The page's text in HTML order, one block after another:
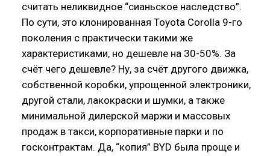
считать неликвидное “сианьское наследство”.
По сути, это клонированная Toyota Corolla 9-го
поколения с практически такими же
характеристиками, но дешевле на 30-50%. За
счёт чего дешевле? Ну, за счёт другого движка,
собственной коробки, упрощенной электроники,
другой стали, лакокраски и шумки, а также
минимальной дилерской маржи и массовых
продаж в такси, корпоративные парки и по
госконтрактам. Да, “копия” BYD была проще и